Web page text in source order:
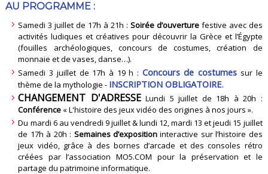
AU PROGRAMME :
Samedi 3 juillet de 17h à 21h : Soirée d’ouverturefestive avec des
activités ludiques et créatives pour découvrir la Grèce et l’Égypte
(fouilles archéologiques, concours de costumes, création de
monnaie et de vases, danse…).
Samedi 3 juillet de 17h à 19 h : Concours de costumes sur le
thème de la mythologie - INSCRIPTION OBLIGATOIRE.
CHANGEMENT D'ADRESSELundi 5 juillet de 18h à 20h :
Conférence « L'histoire des jeux vidéo des origines à nos jours ».
Du mardi 6 au vendredi 9 juillet & lundi 12, mardi 13 et jeudi 15 juillet
de 17h à 20h : Semaines d’expositioninteractive sur l’histoire des
jeux vidéo, grâce à des bornes d’arcade et des consoles rétro
créées par l’association MO5.COM pour la préservation et le
partage du patrimoine informatique.